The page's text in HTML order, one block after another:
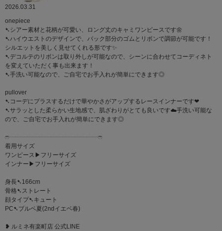
2026.03.31
onepiece
➷シアー素材と花柄が可愛い、ロング丈のキャミワンピースです🌼
➷ハイウエストのデザインで、バック部分のゴムとリボンで調節が可能です！
シルエットを美しく見せてくれる形です✨
➷デコルテのリボンは取り外しが可能なので、シーンに合わせてコーディネト
を変えていただく事も出来ます！
➷手洗い可能なので、ご自宅でお手入れが簡単にできます◎
pullover
➷コーデにプラスするだけで華やかさがアップするレースインナーです‪‪❤︎‬
➷サラッとした柔らかい生地感で、肌ざわりがとても良いです☁️手洗い可能な
ので、ご自宅でお手入れが簡単にできます◎
ෆ‪┈┈┈┈┈┈┈┈┈┈┈┈┈┈┈ෆ‪
着用サイズ
ワンピース▶︎フリーサイズ
インナー▶︎フリーサイズ
身長➷166cm
骨格➷ストレート
顔タイプ➷キュート
PC➷ブルベ夏(2ndイエベ春)
❥ ルミネ有楽町店 公式LINE